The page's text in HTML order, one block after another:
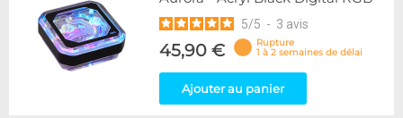
5/5 - 3 avis
45,90 €
Rupture
1 à 2 semaines de délai
Ajouter au panier